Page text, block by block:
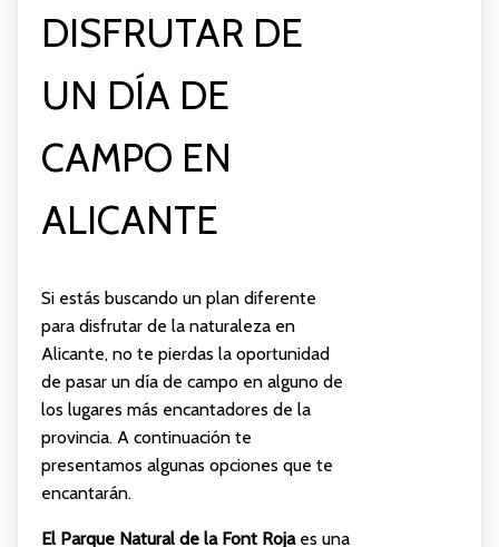
DISFRUTAR DE
UN DÍA DE
CAMPO EN
ALICANTE
Si estás buscando un plan diferente
para disfrutar de la naturaleza en
Alicante, no te pierdas la oportunidad
de pasar un día de campo en alguno de
los lugares más encantadores de la
provincia. A continuación te
presentamos algunas opciones que te
encantarán.
El Parque Natural de la Font Rojaes una